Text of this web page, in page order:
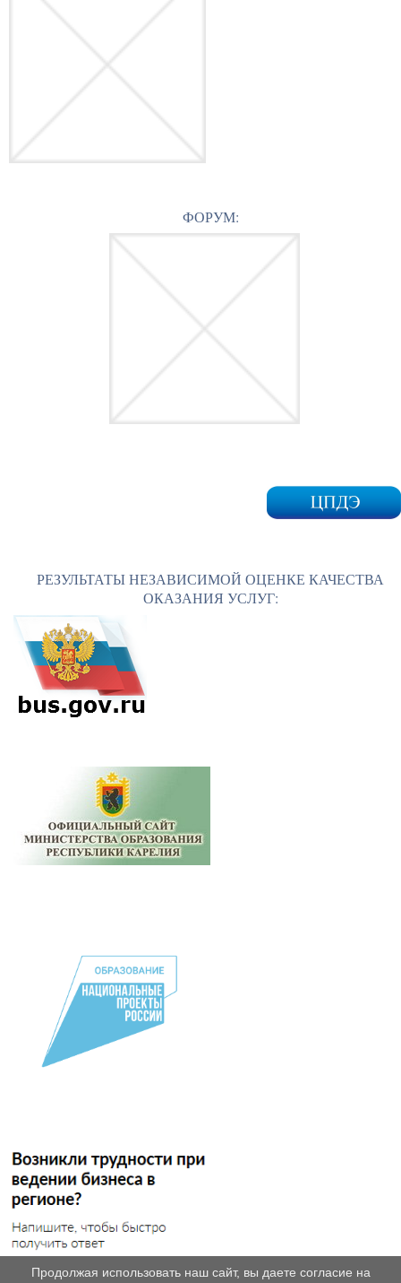
ФОРУМ:
РЕЗУЛЬТАТЫ НЕЗАВИСИМОЙ ОЦЕНКЕ КАЧЕСТВА
ОКАЗАНИЯ УСЛУГ:
Продолжая использовать наш сайт, вы даете согласие на